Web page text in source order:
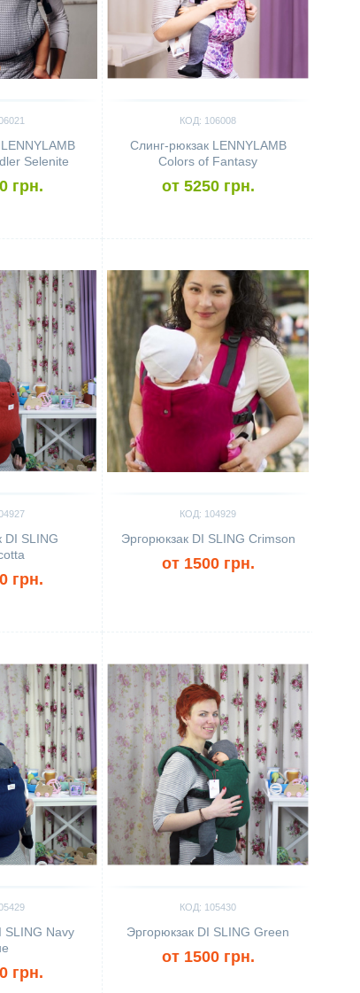
Selenite
грн.
КОД: 106008
Слинг-рюкзак LENNYLAMB
Colors of Fantasy
от 5250 грн.
DI SLING
грн.
КОД: 104929
Эргорюкзак DI SLING Crimson
от 1500 грн.
SLING Navy
грн.
КОД: 105430
Эргорюкзак DI SLING Green
от 1500 грн.